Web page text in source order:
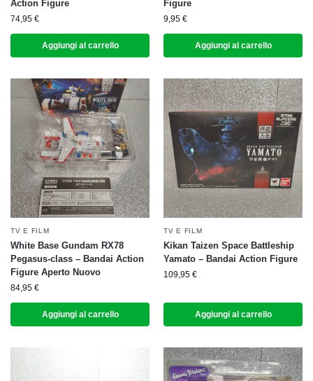
Action Figure
74,95 €
Aggiungi al carrello
Figure
9,95 €
Aggiungi al carrello
TV E FILM
White Base Gundam RX78
Pegasus-class – Bandai Action
Figure Aperto Nuovo
84,95 €
Aggiungi al carrello
TV E FILM
Kikan Taizen Space Battleship
Yamato – Bandai Action Figure
109,95 €
Aggiungi al carrello